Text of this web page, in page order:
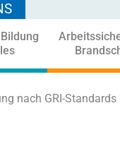
nach GRI-Standards